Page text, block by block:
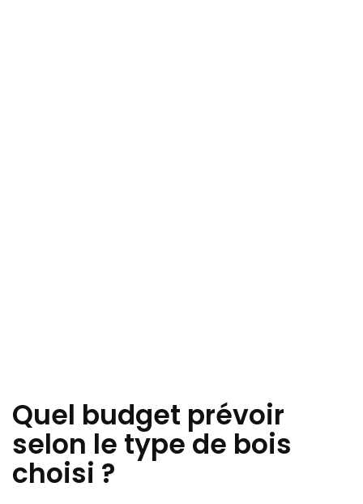
Quel budget prévoir
selon le type de bois
choisi ?